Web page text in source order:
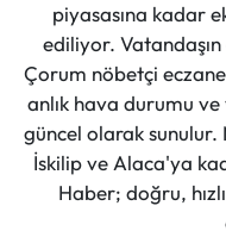
piyasasına kadar
ediliyor. Vatandaşın
Çorum nöbetçi
anlık hava durumu
güncel olarak sunulur.
İskilip ve Alaca'ya
Haber; doğru,